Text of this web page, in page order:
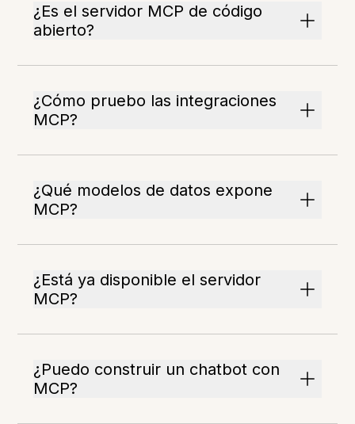
¿Es el servidor MCP de código
abierto?
¿Cómo pruebo las integraciones
MCP?
¿Qué modelos de datos expone
MCP?
¿Está ya disponible el servidor
MCP?
¿Puedo construir un chatbot con
MCP?